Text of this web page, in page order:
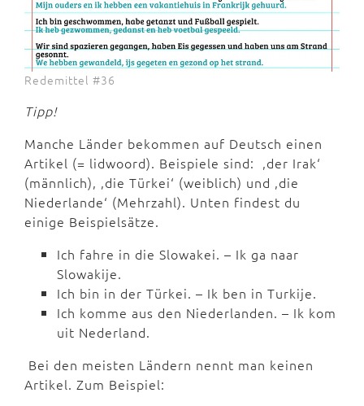
Redemittel #36
Tipp!
Manche Länder bekommen auf Deutsch einen
Artikel (= lidwoord). Beispiele sind: ,der Irak‘
(männlich), ,die Türkei‘ (weiblich) und ,die
Niederlande‘ (Mehrzahl). Unten findest du
einige Beispielsätze.
Ich fahre in die Slowakei. – Ik ga naar
Slowakije.
Ich bin in der Türkei. – Ik ben in Turkije.
Ich komme aus den Niederlanden. – Ik kom
uit Nederland.
Bei den meisten Ländern nennt man keinen
Artikel. Zum Beispiel: